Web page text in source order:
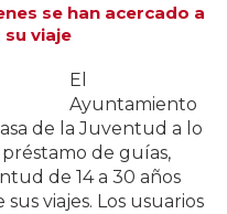
se han acercado a
viaje
El
Ayuntamiento
de la Juventud a lo
de guías,
de 14 a 30 años
viajes. Los usuarios